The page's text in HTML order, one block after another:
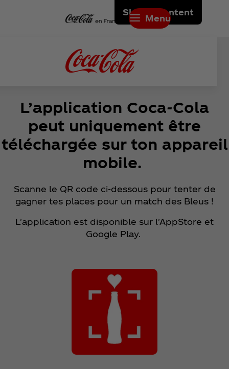
Skip to content
Menu
L’application Coca‑Cola
peut uniquement être
téléchargée sur ton appareil
mobile.
Scanne le QR code ci‑dessous pour tenter de
gagner tes places pour un match des Bleus !
L'application est disponible sur l'AppStore et
Google Play.